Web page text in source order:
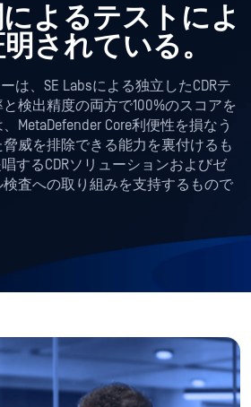
よるテストによ
されている。
は、SE Labsによる独立したCDRテ
検出精度の両方で100%のスコアを
MetaDefender Core利便性を損なう
威を排除できる能力を裏付けるも
唱するCDRソリューションおよびゼ
査への取り組みを支持するもので